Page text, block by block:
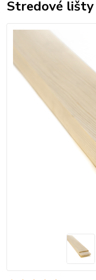
Stredové